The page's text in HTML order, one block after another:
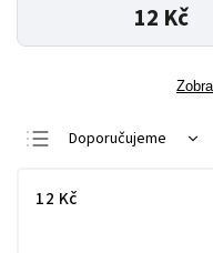
12 Kč
Doporučujeme
Nejdražší
12 Kč